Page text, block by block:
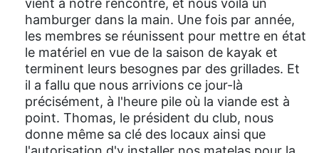
vient à notre rencontre, et nous voilà un
hamburger dans la main. Une fois par année,
les membres se réunissent pour mettre en état
le matériel en vue de la saison de kayak et
terminent leurs besognes par des grillades. Et
il a fallu que nous arrivions ce jour-là
précisément, à l'heure pile où la viande est à
point. Thomas, le président du club, nous
donne même sa clé des locaux ainsi que